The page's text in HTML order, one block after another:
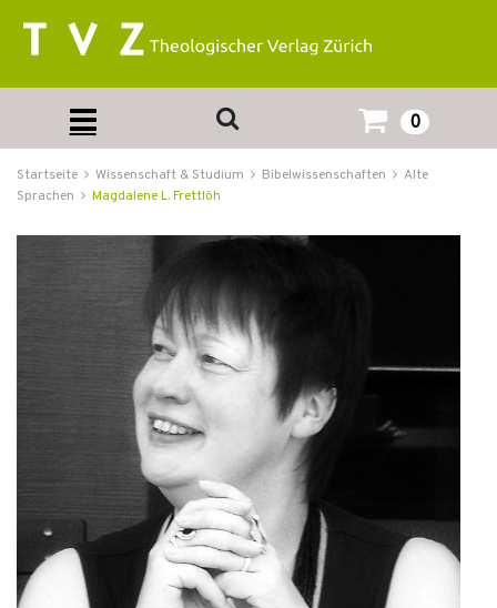
0
Startseite Wissenschaft & Studium Bibelwissenschaften
Alte
Sprachen
Magdalene L. Frettlöh